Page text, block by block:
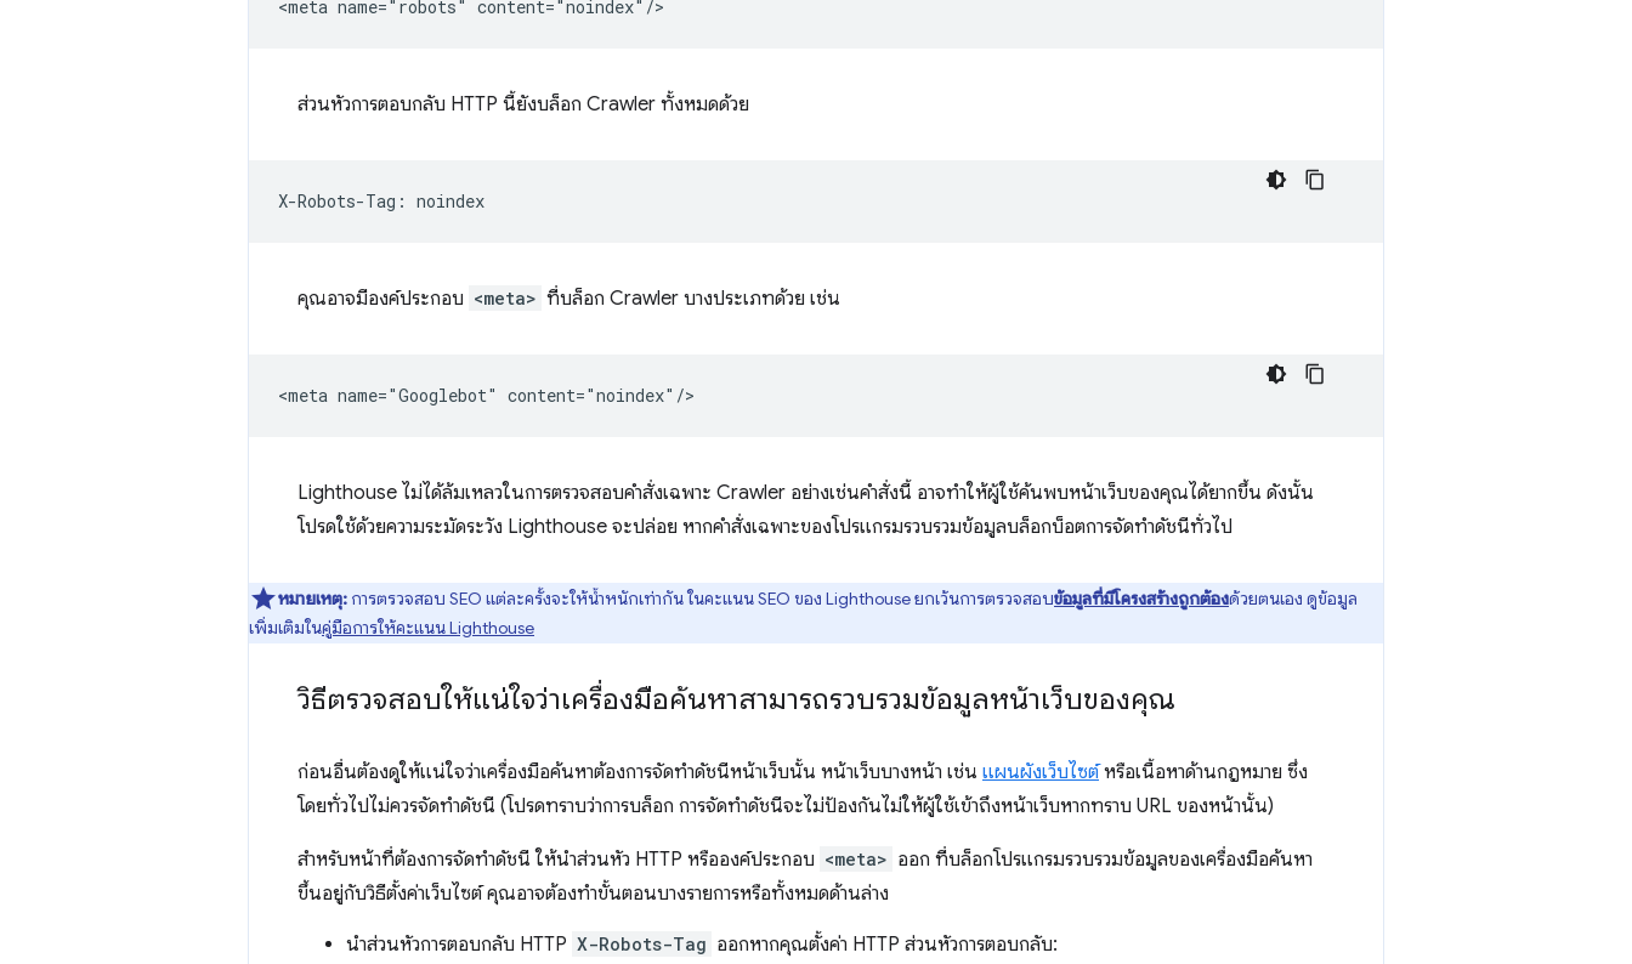
ส่วนหัวการตอบกลับ HTTP นี้ยังบล็อก Crawler ทั้งหมดด้วย
คุณอาจมีองค์ประกอบ <meta> ที่บล็อก Crawler บางประเภทด้วย เช่น
Lighthouse ไม่ได้ล้มเหลวในการตรวจสอบคำสั่งเฉพาะ Crawler อย่างเช่นคำสั่งนี้ อาจทำให้ผู้ใช้ค้นพบหน้าเว็บของคุณได้ยากขึ้น ดังนั้น
โปรดใช้ด้วยความระมัดระวัง Lighthouse จะปล่อย หากคำสั่งเฉพาะของโปรแกรมรวบรวมข้อมูลบล็อกบ็อตการจัดทำดัชนีทั่วไป
หมายเหตุ: การตรวจสอบ SEO แต่ละครั้งจะให้น้ำหนักเท่ากัน ในคะแนน SEO ของ Lighthouse ยกเว้นการตรวจสอบข้อมูลที่มีโครงสร้างถูกต้องด้วยตนเอง ดูข้อมูล
เพิ่มเติมในคู่มือการให้คะแนน Lighthouse
วิธีตรวจสอบให้แน่ใจว่าเครื่องมือค้นหาสามารถรวบรวมข้อมูลหน้าเว็บของคุณ
ก่อนอื่นต้องดูให้แน่ใจว่าเครื่องมือค้นหาต้องการจัดทำดัชนีหน้าเว็บนั้น หน้าเว็บบางหน้า เช่น แผนผังเว็บไซต์หรือเนื้อหาด้านกฎหมาย ซึ่ง
โดยทั่วไปไม่ควรจัดทำดัชนี (โปรดทราบว่าการบล็อก การจัดทําดัชนีจะไม่ป้องกันไม่ให้ผู้ใช้เข้าถึงหน้าเว็บหากทราบ URL ของหน้านั้น)
สำหรับหน้าที่ต้องการจัดทำดัชนี ให้นำส่วนหัว HTTP หรือองค์ประกอบ <meta> ออก ที่บล็อกโปรแกรมรวบรวมข้อมูลของเครื่องมือค้นหา
ขึ้นอยู่กับวิธีตั้งค่าเว็บไซต์ คุณอาจต้องทำขั้นตอนบางรายการหรือทั้งหมดด้านล่าง
นำส่วนหัวการตอบกลับ HTTP X-Robots-Tag ออกหากคุณตั้งค่า HTTP ส่วนหัวการตอบกลับ: